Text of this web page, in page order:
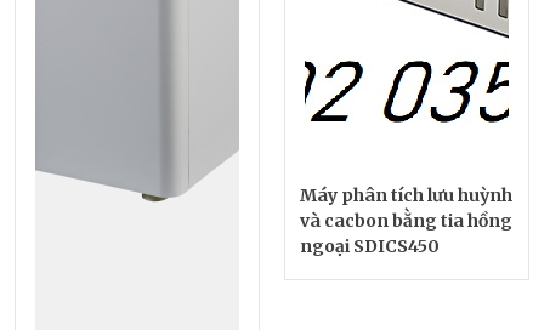
Máy phân tích lưu huỳnh
và cacbon bằng tia hồng
ngoại SDICS450